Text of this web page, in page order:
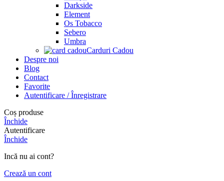
Darkside
Element
Os Tobacco
Sebero
Umbra
Carduri Cadou
Despre noi
Blog
Contact
Favorite
Autentificare / Înregistrare
Coș produse
Închide
Autentificare
Închide
Incă nu ai cont?
Crează un cont